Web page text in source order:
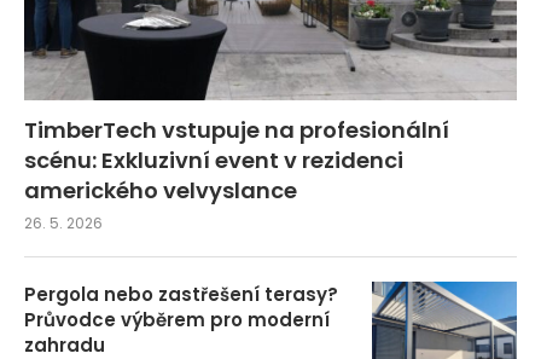
TimberTech vstupuje na profesionální
scénu: Exkluzivní event v rezidenci
amerického velvyslance
26. 5. 2026
Pergola nebo zastřešení terasy?
Průvodce výběrem pro moderní
zahradu